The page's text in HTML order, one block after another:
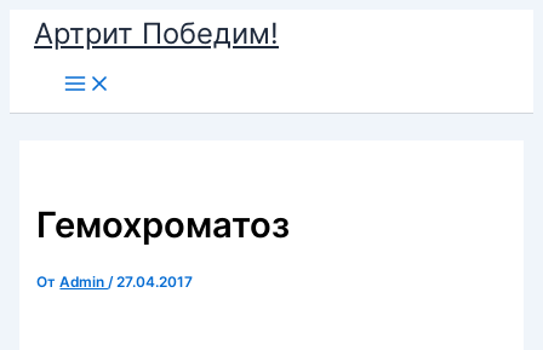
Перейти
содержимому
Артрит Победим!
Main
Menu
Гемохроматоз
ОтAdmin/27.04.2017